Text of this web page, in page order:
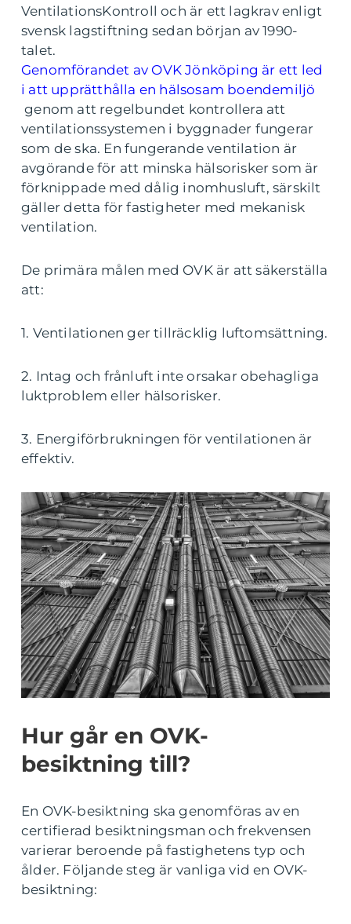
VentilationsKontroll och är ett lagkrav enligt
svensk lagstiftning sedan början av 1990-
talet.
Genomförandet av OVK Jönköping är ett led
i att upprätthålla en hälsosam boendemiljö
genom att regelbundet kontrollera att
ventilationssystemen i byggnader fungerar
som de ska. En fungerande ventilation är
avgörande för att minska hälsorisker som är
förknippade med dålig inomhusluft, särskilt
gäller detta för fastigheter med mekanisk
ventilation.
De primära målen med OVK är att säkerställa
att:
1. Ventilationen ger tillräcklig luftomsättning.
2. Intag och frånluft inte orsakar obehagliga
luktproblem eller hälsorisker.
3. Energiförbrukningen för ventilationen är
effektiv.
Hur går en OVK-
besiktning till?
En OVK-besiktning ska genomföras av en
certifierad besiktningsman och frekvensen
varierar beroende på fastighetens typ och
ålder. Följande steg är vanliga vid en OVK-
besiktning: